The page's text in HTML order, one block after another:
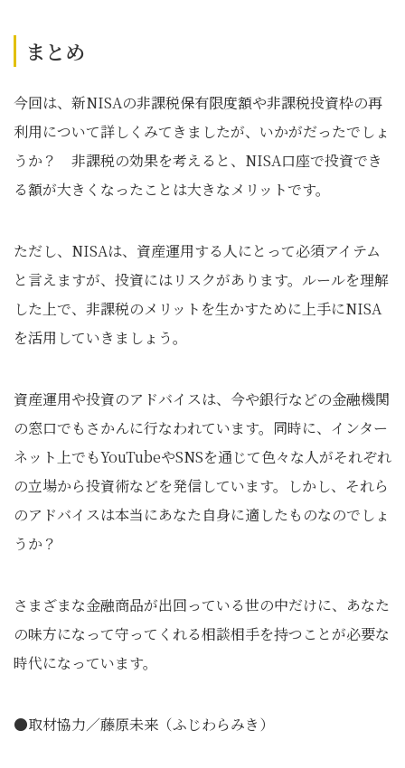
まとめ
今回は、新NISAの非課税保有限度額や非課税投資枠の再
利用について詳しくみてきましたが、いかがだったでしょ
うか？ 非課税の効果を考えると、NISA口座で投資でき
る額が大きくなったことは大きなメリットです。
ただし、NISAは、資産運用する人にとって必須アイテム
と言えますが、投資にはリスクがあります。ルールを理解
した上で、非課税のメリットを生かすために上手にNISA
を活用していきましょう。
資産運用や投資のアドバイスは、今や銀行などの金融機関
の窓口でもさかんに行なわれています。同時に、インター
ネット上でもYouTubeやSNSを通じて色々な人がそれぞれ
の立場から投資術などを発信しています。しかし、それら
のアドバイスは本当にあなた自身に適したものなのでしょ
うか？
さまざまな金融商品が出回っている世の中だけに、あなた
の味方になって守ってくれる相談相手を持つことが必要な
時代になっています。
●取材協力／藤原未来（ふじわらみき）